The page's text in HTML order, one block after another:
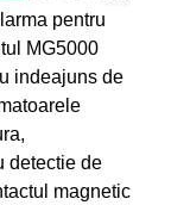
pentru
MG5000
indeajuns de
detectie de
magnetic